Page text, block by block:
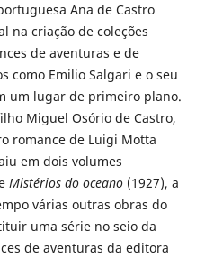
Ana de Castro
na criação de coleções
de aventuras e de
como Emilio Salgari e o seu
um lugar de primeiro plano.
Miguel Osório de Castro,
romance de Luigi Motta
em dois volumes
Mistérios do oceano(1927), a
várias outras obras do
uma série no seio da
de aventuras da editora